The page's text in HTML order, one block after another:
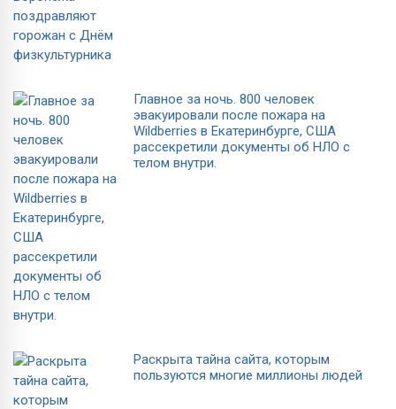
Главное за ночь. 800 человек
эвакуировали после пожара на
Wildberries в Екатеринбурге, США
рассекретили документы об НЛО с
телом внутри.
Раскрыта тайна сайта, которым
пользуются многие миллионы людей